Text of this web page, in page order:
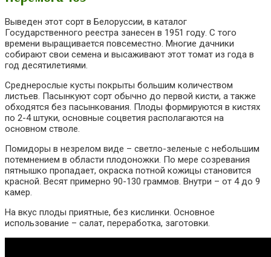
Выведен этот сорт в Белоруссии, в каталог
Государственного реестра занесен в 1951 году. С того
времени выращивается повсеместно. Многие дачники
собирают свои семена и высаживают этот томат из года в
год десятилетиями.
Среднерослые кусты покрыты большим количеством
листьев. Пасынкуют сорт обычно до первой кисти, а также
обходятся без пасынкования. Плоды формируются в кистях
по 2-4 штуки, основные соцветия располагаются на
основном стволе.
Помидоры в незрелом виде – светло-зеленые с небольшим
потемнением в области плодоножки. По мере созревания
пятнышко пропадает, окраска потной кожицы становится
красной. Весят примерно 90-130 граммов. Внутри – от 4 до 9
камер.
На вкус плоды приятные, без кислинки. Основное
использование – салат, переработка, заготовки.